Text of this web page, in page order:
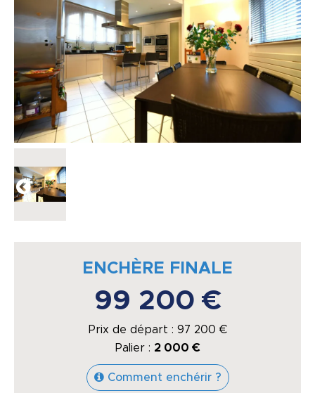
ENCHÈRE FINALE
99 200 €
Prix de départ : 97 200 €
Palier : 2 000 €
Comment enchérir ?